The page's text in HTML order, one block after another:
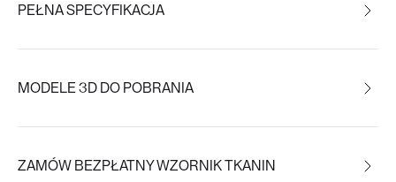
PEŁNA SPECYFIKACJA
MODELE 3D DO POBRANIA
ZAMÓW BEZPŁATNY WZORNIK TKANIN